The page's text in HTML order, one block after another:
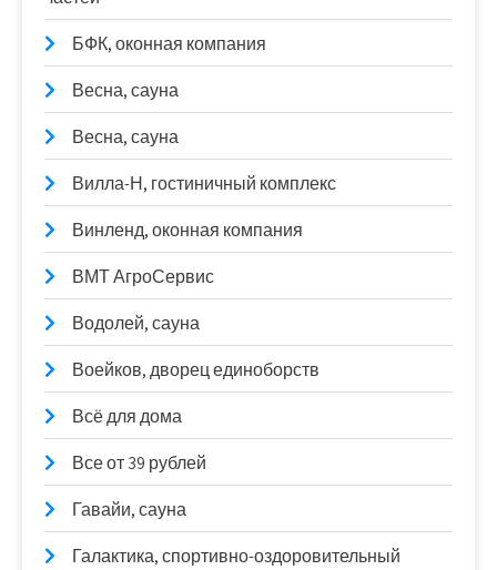
БФК, оконная компания
Весна, сауна
Весна, сауна
Вилла-Н, гостиничный комплекс
Винленд, оконная компания
ВМТ АгроСервис
Водолей, сауна
Воейков, дворец единоборств
Всё для дома
Все от 39 рублей
Гавайи, сауна
Галактика, спортивно-оздоровительный